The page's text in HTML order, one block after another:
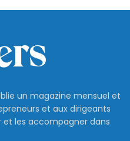
un magazine mensuel et
et aux dirigeants
et les accompagner dans